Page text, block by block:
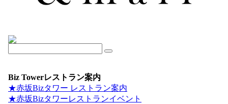
Biz Towerレストラン案内
★赤坂Bizタワー レストラン案内
★赤坂Bizタワーレストランイベント